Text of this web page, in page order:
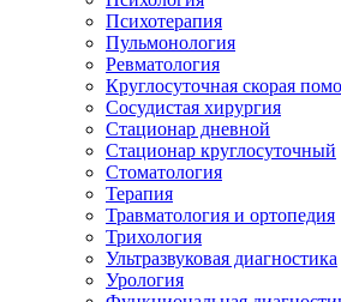
Психотерапия
Пульмонология
Ревматология
Круглосуточная скорая
Сосудистая хирургия
Стационар дневной
Стационар круглосуточный
Стоматология
Терапия
Травматология и ортопедия
Трихология
Ультразвуковая диагностика
Урология